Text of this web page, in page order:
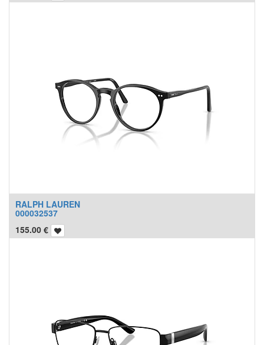
RALPH LAUREN
000032537
155.00 €